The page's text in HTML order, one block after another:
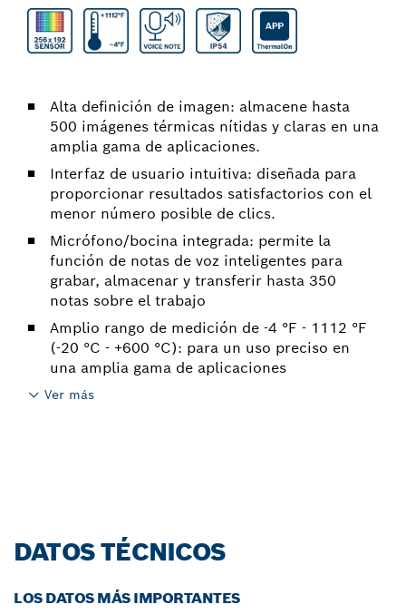
Alta definición de imagen: almacene hasta
500 imágenes térmicas nítidas y claras en una
amplia gama de aplicaciones.
Interfaz de usuario intuitiva: diseñada para
proporcionar resultados satisfactorios con el
menor número posible de clics.
Micrófono/bocina integrada: permite la
función de notas de voz inteligentes para
grabar, almacenar y transferir hasta 350
notas sobre el trabajo
Amplio rango de medición de -4 °F - 1112 °F
(-20 °C - +600 °C): para un uso preciso en
una amplia gama de aplicaciones
Ver más
DATOS TÉCNICOS
LOS DATOS MÁS IMPORTANTES